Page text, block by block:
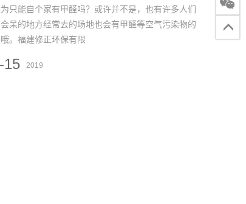
只能自个家有甲醛吗？或许并不是，也有许多人们
呆的地方经常去的场地也会有甲醛等空气污染物的
。福建修正环保有限
15 2019